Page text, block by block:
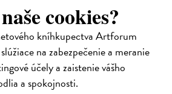
cookies?
kníhkupectva Artforum
na zabezpečenie a meranie
účely a zaistenie vášho
a spokojnosti.
s pomocí lásky a vědy
psů, která dává smysl jak pro psy, tak i pro
metody pozitivního posilování založené na
generace slavní trenéři tvrdili, že majitelé…